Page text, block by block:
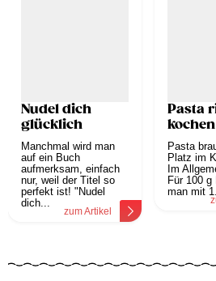
Nudel dich
glücklich
Manchmal wird man
auf ein Buch
aufmerksam, einfach
nur, weil der Titel so
perfekt ist! "Nudel
dich...
zum Artikel
Pasta
kochen
Pasta
Platz im
Im
Für 100
man mit